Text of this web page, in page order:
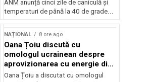
ANM anunță cinci zile de caniculă și
temperaturi de până la 40 de grade...
NAȚIONAL 8 ore ago
Oana Țoiu discută cu
omologul ucrainean despre
aprovizionarea cu energie din
Ucraina
Oana Țoiu a discutat cu omologul